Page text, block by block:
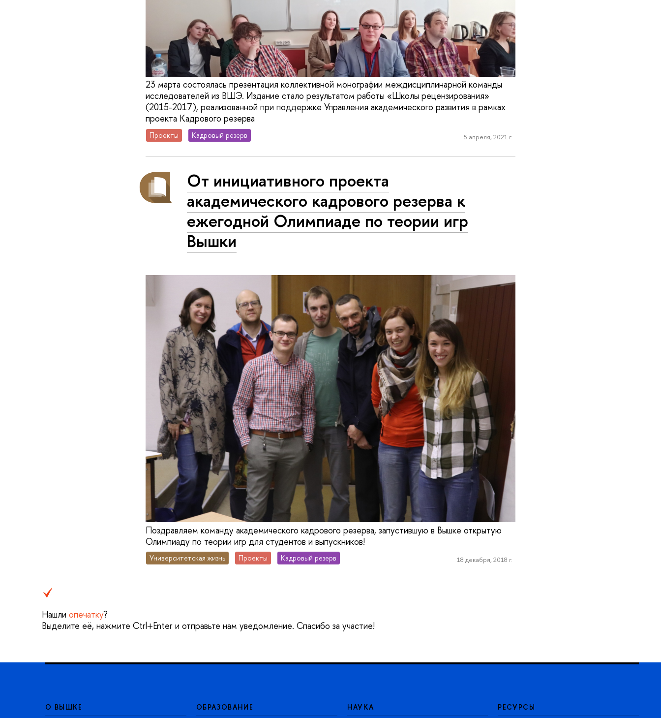
23 марта состоялась презентация коллективной монографии междисциплинарной команды
исследователей из ВШЭ. Издание стало результатом работы «Школы рецензирования»
(2015-2017), реализованной при поддержке Управления академического развития в рамках
проекта Кадрового резерва
Проекты Кадровый резерв 5 апреля, 2021 г.
От инициативного проекта
академического кадрового резерва к
ежегодной Олимпиаде по теории игр
Вышки
Поздравляем команду академического кадрового резерва, запустившую в Вышке открытую
Олимпиаду по теории игр для студентов и выпускников!
Университетская жизнь Проекты Кадровый резерв 18 декабря, 2018 г.
Нашли опечатку?
Выделите её, нажмите Ctrl+Enter и отправьте нам уведомление. Спасибо за участие!
О ВЫШКЕ
ОБРАЗОВАНИЕ
НАУКА
РЕСУРСЫ